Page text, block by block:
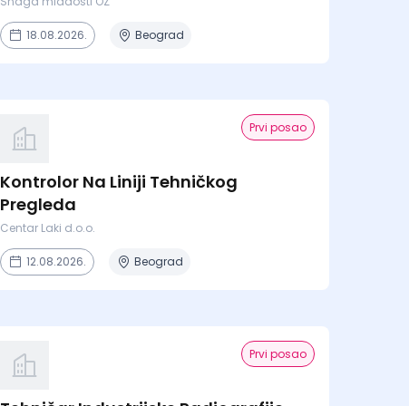
18.08.2026. Beograd
Prvi posao
Kontrolor Na Liniji Tehničkog
Pregleda
Centar Laki d.o.o.
12.08.2026. Beograd
Prvi posao